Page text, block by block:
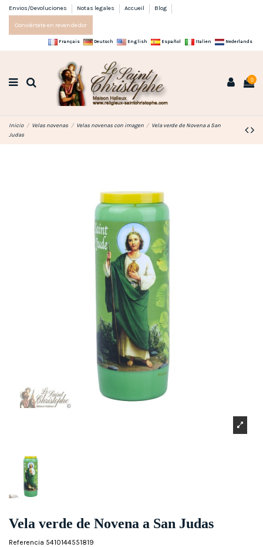
Envios/Devoluciones Notas legales Accueil Blog
Conviértete en revendedor
Français Deutsch English Español Italien Nederlands
0
Inicio Velas novenas Velas novenas con imagen
Vela verde de Novena a San
Judas
Vela verde de Novena a San Judas
Referencia 5410144551819